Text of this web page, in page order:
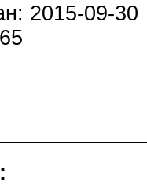
2015-09-30